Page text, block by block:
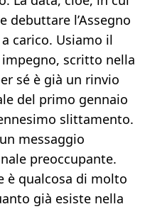
debuttare l’Assegno
carico. Usiamo il
scritto nella
sé è già un rinvio
del primo gennaio
slittamento.
messaggio
preoccupante.
è qualcosa di molto
già esiste nella